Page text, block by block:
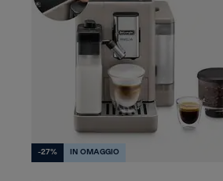
-27% IN OMAGGIO